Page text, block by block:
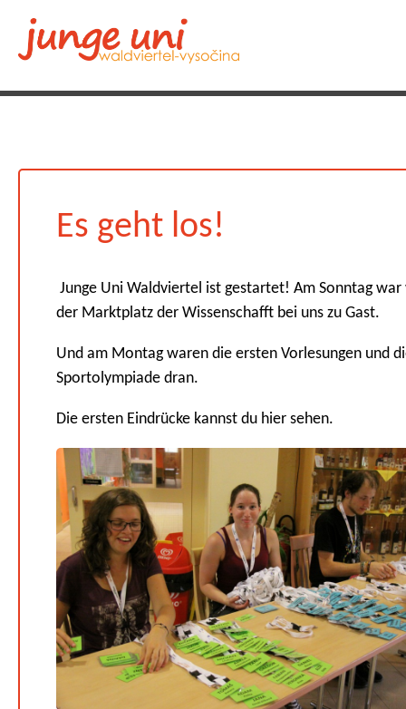
Es geht los!
Junge Uni Waldviertel ist gestartet! Am Sonntag
der Marktplatz der Wissenschafft bei uns zu Gast.
Und am Montag waren die ersten Vorlesungen und
Sportolympiade dran.
Die ersten Eindrücke kannst du hier sehen.